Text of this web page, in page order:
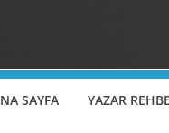
SAYFA YAZAR